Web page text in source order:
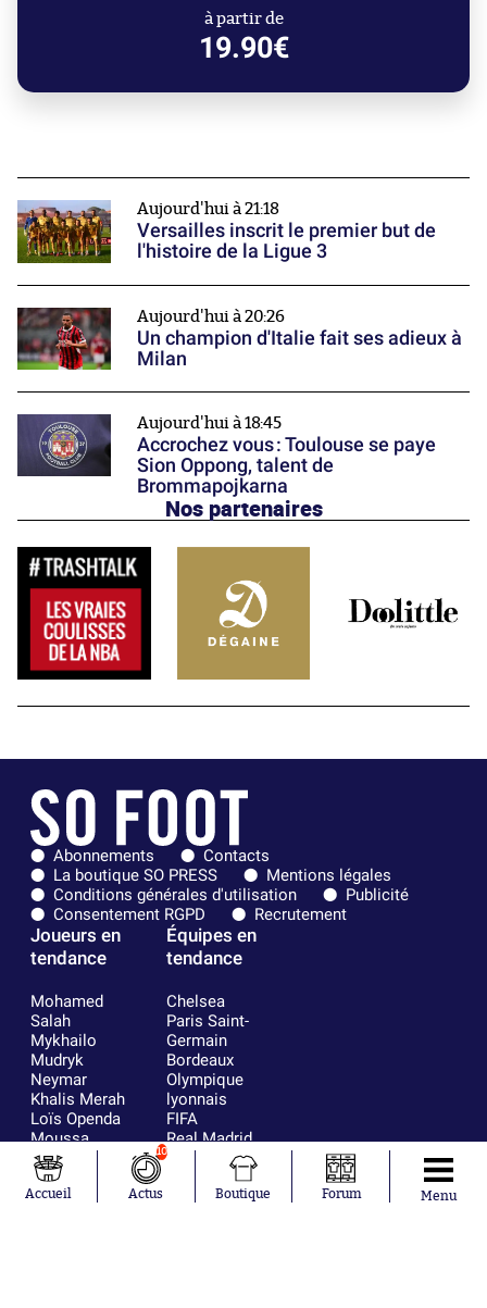
à partir de
19.90€
Aujourd'hui à 21:18
Versailles inscrit le premier but de
l'histoire de la Ligue 3
Aujourd'hui à 20:26
Un champion d'Italie fait ses adieux à
Milan
Aujourd'hui à 18:45
Accrochez vous : Toulouse se paye
Sion Oppong, talent de
Brommapojkarna
Nos partenaires
Abonnements
Contacts
La boutique SO PRESS
Mentions légales
Conditions générales d'utilisation
Publicité
Consentement RGPD
Recrutement
Joueurs en
tendance
Mohamed
Salah
Mykhailo
Mudryk
Neymar
Khalis Merah
Loïs Openda
Moussa
Niakhaté
Nicolás
Tagliafico
Équipes en
tendance
Chelsea
Paris Saint-
Germain
Bordeaux
Olympique
lyonnais
FIFA
Real Madrid
RC Strasbourg
Accueil
10
Actus Boutique Forum Menu